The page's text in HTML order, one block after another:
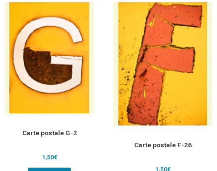
Carte postale G-2
1,50€
Carte postale F-26
1,50€